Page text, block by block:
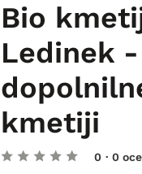
Bio
Ledinek
kmetiji
0 · 0